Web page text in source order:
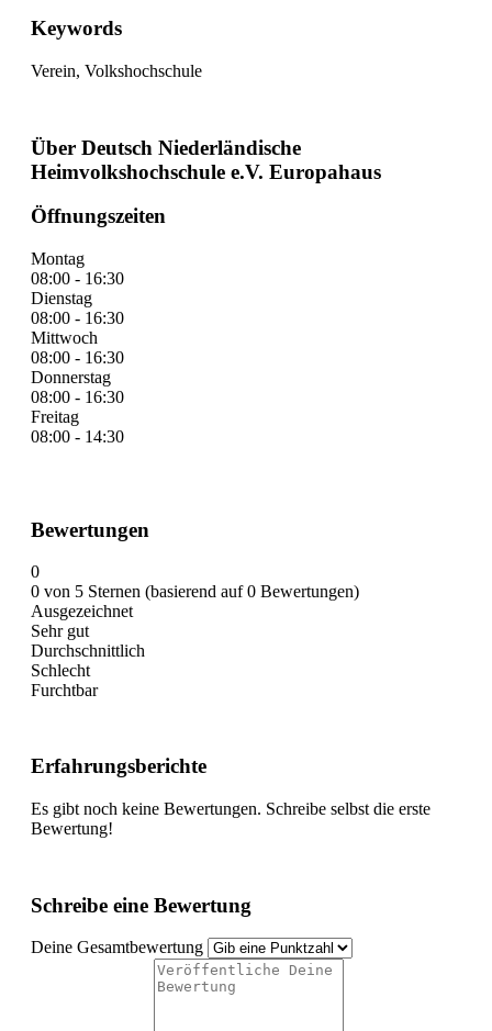
Keywords
Verein, Volkshochschule
Über Deutsch Niederländische
Heimvolkshochschule e.V. Europahaus
Öffnungszeiten
Montag
08:00 - 16:30
Dienstag
08:00 - 16:30
Mittwoch
08:00 - 16:30
Donnerstag
08:00 - 16:30
Freitag
08:00 - 14:30
Bewertungen
0
0 von 5 Sternen (basierend auf 0 Bewertungen)
Ausgezeichnet
Sehr gut
Durchschnittlich
Schlecht
Furchtbar
Erfahrungsberichte
Es gibt noch keine Bewertungen. Schreibe selbst die erste
Bewertung!
Schreibe eine Bewertung
Deine Gesamtbewertung